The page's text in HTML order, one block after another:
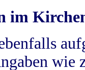
im
wie